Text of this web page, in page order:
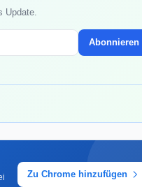
Update.
Abonnieren
Zu Chrome hinzufügen